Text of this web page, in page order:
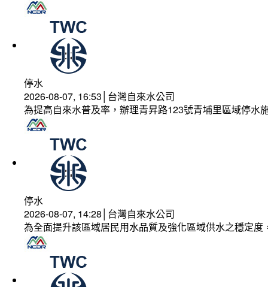
停水
2026-08-07, 16:53│台灣自來水公司
為提高自來水普及率，辦理青昇路123號青埔里區域停水
停水
2026-08-07, 14:28│台灣自來水公司
為全面提升該區域居民用水品質及強化區域供水之穩定